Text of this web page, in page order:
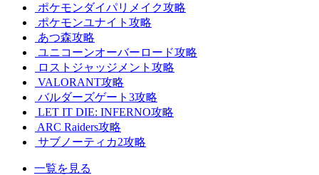
ポケモンダイパリメイク攻略
ポケモンユナイト攻略
あつ森攻略
ユニコーンオーバーロード攻略
ロストジャッジメント攻略
VALORANT攻略
バルダーズゲート3攻略
LET IT DIE: INFERNO攻略
ARC Raiders攻略
サブノーティカ2攻略
一覧を見る